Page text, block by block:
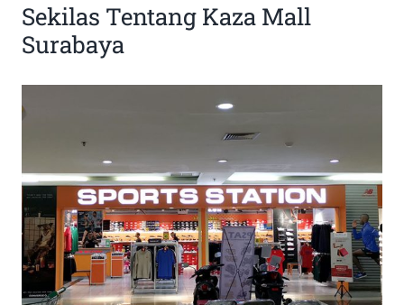
Sekilas Tentang Kaza Mall
Surabaya